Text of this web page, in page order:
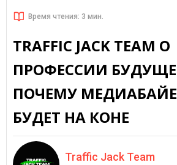
Время чтения: 3 мин.
TRAFFIC JACK TEAM О
ПРОФЕССИИ
ПОЧЕМУ
БУДЕТ НА КОНЕ
Traffic Jack Team